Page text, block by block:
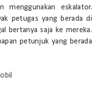
menggunakan eskalator.
petugas yang berada di
bertanya saja ke mereka.
petunjuk yang berada